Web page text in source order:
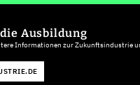
Ausbildung
Informationen zur Zukunftsindustrie